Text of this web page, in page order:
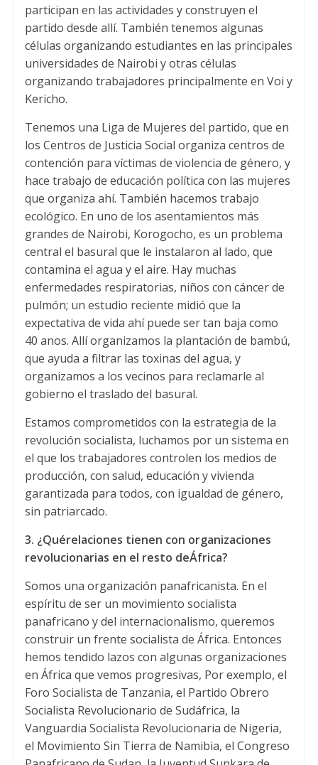
participan en las actividades y construyen el
partido desde allí. También tenemos algunas
células organizando estudiantes en las principales
universidades de Nairobi y otras células
organizando trabajadores principalmente en Voi y
Kericho.
Tenemos una Liga de Mujeres del partido, que en
los Centros de Justicia Social organiza centros de
contención para víctimas de violencia de género, y
hace trabajo de educación política con las mujeres
que organiza ahí. También hacemos trabajo
ecológico. En uno de los asentamientos más
grandes de Nairobi, Korogocho, es un problema
central el basural que le instalaron al lado, que
contamina el agua y el aire. Hay muchas
enfermedades respiratorias, niños con cáncer de
pulmón; un estudio reciente midió que la
expectativa de vida ahí puede ser tan baja como
40 anos. Allí organizamos la plantación de bambú,
que ayuda a filtrar las toxinas del agua, y
organizamos a los vecinos para reclamarle al
gobierno el traslado del basural.
Estamos comprometidos con la estrategia de la
revolución socialista, luchamos por un sistema en
el que los trabajadores controlen los medios de
producción, con salud, educación y vivienda
garantizada para todos, con igualdad de género,
sin patriarcado.
3. ¿Quérelaciones tienen con organizaciones
revolucionarias en el resto deÁfrica?
Somos una organización panafricanista. En el
espíritu de ser un movimiento socialista
panafricano y del internacionalismo, queremos
construir un frente socialista de África. Entonces
hemos tendido lazos con algunas organizaciones
en África que vemos progresivas, Por exemplo, el
Foro Socialista de Tanzania, el Partido Obrero
Socialista Revolucionario de Sudáfrica, la
Vanguardia Socialista Revolucionaria de Nigeria,
el Movimiento Sin Tierra de Namibia, el Congreso